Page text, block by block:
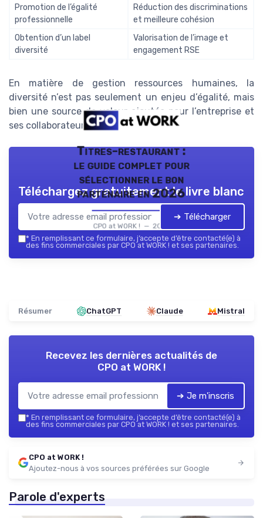
Promotion de l’égalité
professionnelle
Réduction des discriminations
et meilleure cohésion
Obtention d’un label
diversité
Valorisation de l’image et
engagement RSE
En matière de gestion ressources humaines, la
diversité n’est pas seulement un enjeu d’égalité, mais
bien une source de valeur ajoutée pour l’entreprise et
ses collaborateurs.
Titres-restaurant :
le guide complet pour
sélectionner le bon
partenaire en 2026
CPO at WORK ! — 2026
Téléchargez gratuitement le livre blanc
➔ Télécharger
* En remplissant ce formulaire, j’accepte d’être contacté(e) à
des fins commerciales par CPO at WORK ! et ses partenaires.
Résumer ChatGPT Claude Mistral
Recevez les dernières actualités de
CPO at WORK !
➔ Je m'inscris
* En remplissant ce formulaire, j’accepte d’être contacté(e) à
des fins commerciales par CPO at WORK ! et ses partenaires.
CPO at WORK !
Ajoutez-nous à vos sources préférées sur Google
Parole d'experts